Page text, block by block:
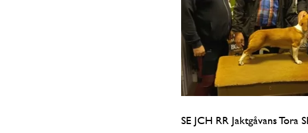
SE JCH RR Jaktgåvans Tora